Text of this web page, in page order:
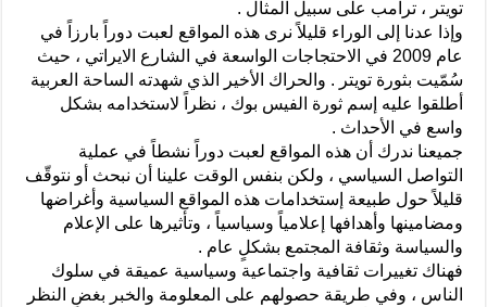
تويتر ، ترامب على سبيل المثال .
وإذا عدنا إلى الوراء قليلاً نرى هذه المواقع لعبت دوراً بارزاً في
عام 2009 في الاحتجاجات الواسعة في الشارع الايراتي ، حيث
سُمّيت بثورة تويتر . والحراك الأخير الذي شهدته الساحة العربية
أطلقوا عليه إسم ثورة الفيس بوك ، نظراً لاستخدامه بشكل
واسع في الأحداث .
جميعنا ندرك أن هذه المواقع لعبت دوراً نشطاً في عملية
التواصل السياسي ، ولكن بنفس الوقت علينا أن نبحث أو نتوقّف
قليلاً حول طبيعة إستخدامات هذه المواقع السياسية وأغراضها
ومضامينها وأهدافها إعلامياً وسياسياً ، وتأثيرها على الإعلام
والسياسة وثقافة المجتمع بشكلٍ عام .
فهناك تغييرات ثقافية واجتماعية وسياسية عميقة في سلوك
الناس ، وفي طريقة حصولهم على المعلومة والخبر بغضِ النظر